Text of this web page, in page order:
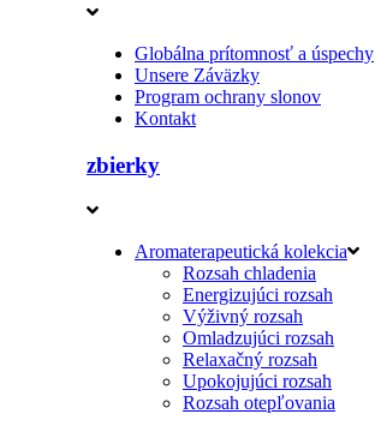
Globálna prítomnosť a úspechy
Unsere Záväzky
Program ochrany slonov
Kontakt
zbierky
Aromaterapeutická kolekcia
Rozsah chladenia
Energizujúci rozsah
Výživný rozsah
Omladzujúci rozsah
Relaxačný rozsah
Upokojujúci rozsah
Rozsah otepľovania